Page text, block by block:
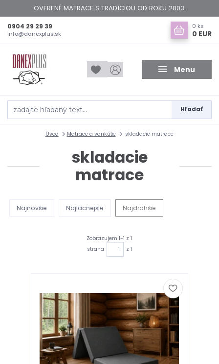
OVERENÉ MATRACE S TRADÍCIOU OD ROKU 2003.
Menu
Hľadať
0904 29 29 39
info@danexplus.sk
0 ks
0 EUR
Úvod Matrace a vankúše skladacie matrace
skladacie
matrace
Najnovšie Najlacnejšie Najdrahšie
Zobrazujem 1-1 z 1
strana
z 1